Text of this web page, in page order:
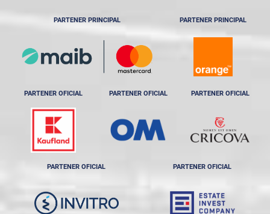
PARTENER PRINCIPAL PARTENER PRINCIPAL
PARTENER OFICIAL PARTENER OFICIAL PARTENER OFICIAL
PARTENER OFICIAL PARTENER OFICIAL